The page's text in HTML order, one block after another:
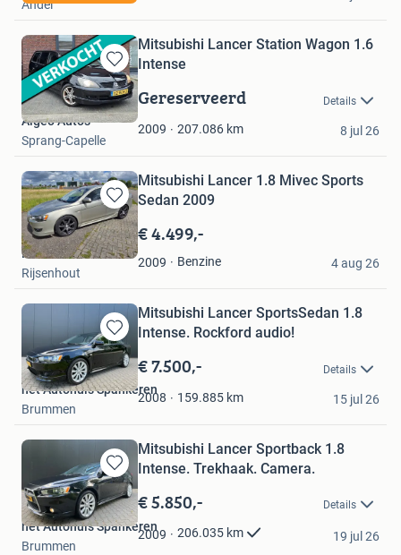
Andel
Bewaren
in
Mijn
Favorieten
Mitsubishi Lancer Station Wagon 1.6
Intense
Gereserveerd Details
2009 207.086 km
Algeo Auto's
Sprang-Capelle
8 jul 26
Bewaren
in
Mijn
Favorieten
Mitsubishi Lancer 1.8 Mivec Sports
Sedan 2009
€ 4.499,-
2009 Benzine
Rob
Rijsenhout
4 aug 26
Bewaren
in
Mijn
Favorieten
Mitsubishi Lancer SportsSedan 1.8
Intense. Rockford audio!
€ 7.500,- Details
2008 159.885 km
het Autohuis Spankeren
Brummen
15 jul 26
Bewaren
in
Mijn
Favorieten
Mitsubishi Lancer Sportback 1.8
Intense. Trekhaak. Camera.
€ 5.850,- Details
2009 206.035 km
het Autohuis Spankeren
Brummen
19 jul 26